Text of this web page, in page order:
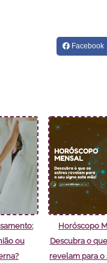
Facebook
ou
Horóscopo
Descubra o
revelam para o